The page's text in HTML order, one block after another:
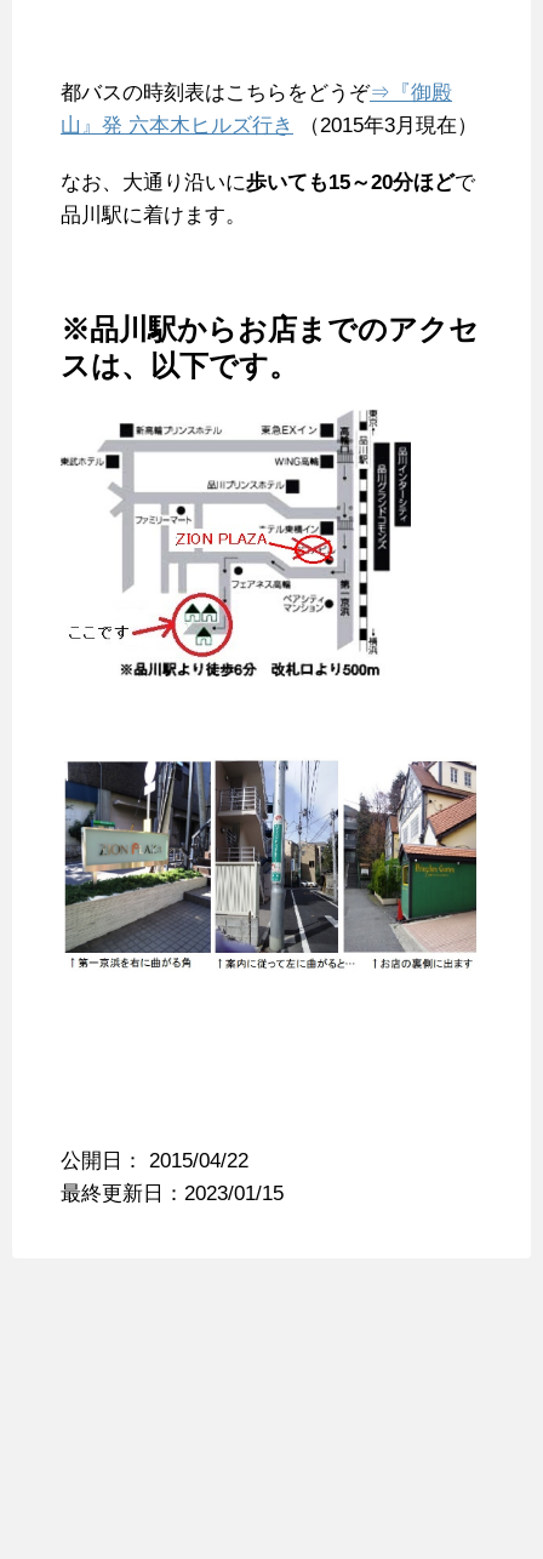
都バスの時刻表はこちらをどうぞ⇒『御殿
山』発 六本木ヒルズ行き
（2015年3月現在）
なお、大通り沿いに歩いても15～20分ほどで
品川駅に着けます。
※品川駅からお店までのアクセ
スは、以下です。
公開日： 2015/04/22
最終更新日：2023/01/15